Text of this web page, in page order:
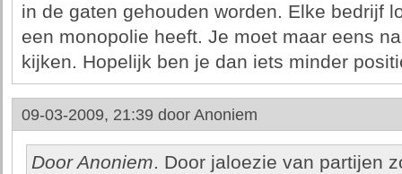
in de gaten gehouden worden. Elke bedrijf
een monopolie heeft. Je moet maar eens
kijken. Hopelijk ben je dan iets minder
09-03-2009, 21:39 door Anoniem
Door Anoniem. Door jaloezie van partijen